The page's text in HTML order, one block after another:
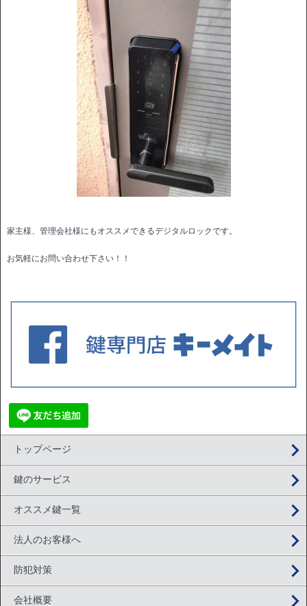
家主様、管理会社様にもオススメできるデジタルロックです。
お気軽にお問い合わせ下さい！！
トップページ
鍵のサービス
オススメ鍵一覧
法人のお客様へ
防犯対策
会社概要